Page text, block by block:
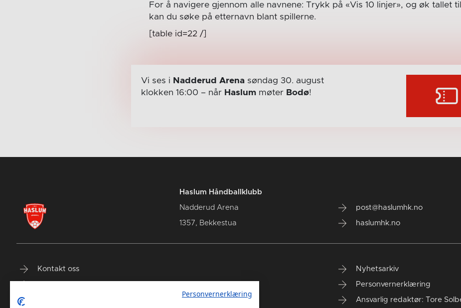
For å navigere gjennom alle navnene: Trykk på «Vis 10 linjer», og øk tallet
kan du søke på etternavn blant spillerne.
[table id=22 /]
Vi ses i Nadderud Arenasøndag 30. august
klokken 16:00 – når Haslummøter Bodø!
Haslum Håndballklubb
Nadderud Arena
1357, Bekkestua
post@haslumhk.no
haslumhk.no
Kontakt oss Nyhetsarkiv
Personvernerklæring
Ansvarlig redaktør: Tore
Personvernerklæring